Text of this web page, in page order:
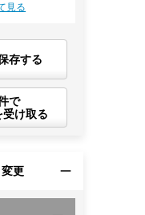
見る
存する
で
受け取る
更